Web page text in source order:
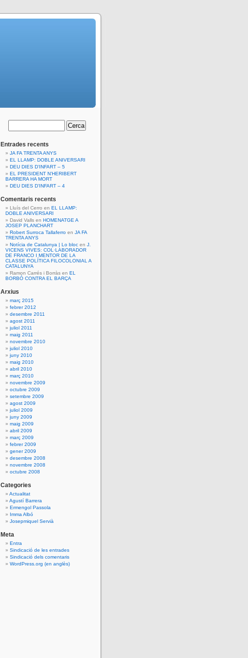
Entrades recents
JA FA TRENTA ANYS
EL LLAMP: DOBLE ANIVERSARI
DEU DIES D’INFART – 5
EL PRESIDENT N’HERIBERT
BARRERA HA MORT
DEU DIES D’INFART – 4
Comentaris recents
Lluís del Cerro en EL LLAMP:
DOBLE ANIVERSARI
David Valls en HOMENATGE A
JOSEP PLANCHART
Robert Surroca Tallaferro en JA FA
TRENTA ANYS
Notícia de Catalunya | Lo bloc en J.
VICENS VIVES: COL·LABORADOR
DE FRANCO I MENTOR DE LA
CLASSE POLÍTICA FILOCOLONIAL A
CATALUNYA
Ramon Carrés i Borràs en EL
BORBÓ CONTRA EL BARÇA
Arxius
març 2015
febrer 2012
desembre 2011
agost 2011
juliol 2011
maig 2011
novembre 2010
juliol 2010
juny 2010
maig 2010
abril 2010
març 2010
novembre 2009
octubre 2009
setembre 2009
agost 2009
juliol 2009
juny 2009
maig 2009
abril 2009
març 2009
febrer 2009
gener 2009
desembre 2008
novembre 2008
octubre 2008
Categories
Actualitat
Agustí Barrera
Ermengol Passola
Imma Albó
Josepmiquel Servià
Meta
Entra
Sindicació de les entrades
Sindicació dels comentaris
WordPress.org (en anglès)